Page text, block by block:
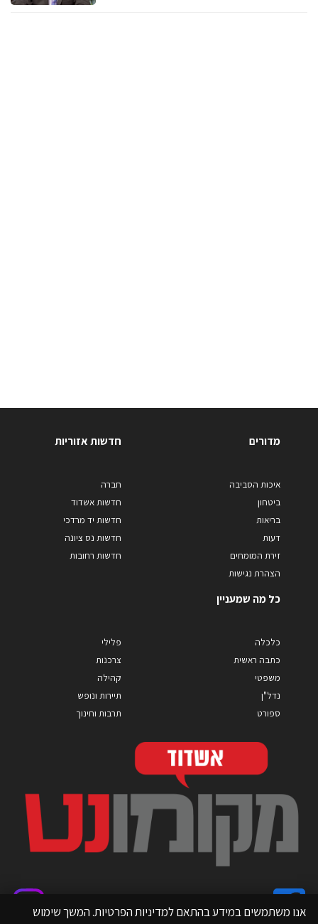
מדורים
איכות הסביבה
ביטחון
בריאות
דעות
זירת המומחים
הצהרת נגישות
חדשות אזוריות
חברה
חדשות אשדוד
חדשות יד מרדכי
חדשות נס ציונה
חדשות רחובות
כל מה שמעניין
כלכלה
כתבה ראשית
משפטי
נדל"ן
ספורט
פלילי
צרכנות
קהילה
תיירות ונופש
תרבות וחינוך
אנו משתמשים במידע בהתאם למדיניות הפרטיות. המשך שימוש